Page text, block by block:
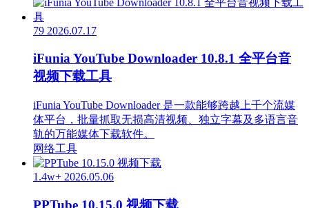
79 2026.07.17
iFunia YouTube Downloader 10.8.1 全平台音
视频下载工具
iFunia YouTube Downloader 是一款能够跨越上千个流媒
体平台，批量抓取无损高清视频、独立字幕及多语言音
轨的万能媒体下载软件。
网络工具
1.4w+ 2026.05.06
PPTube 10.15.0 视频下载